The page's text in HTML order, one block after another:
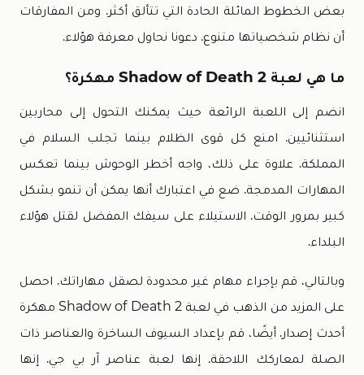
بعض الخطوط المائلة الحادة التي تتألق أكثر. ومن المفارقات
أن نظام شخصياتها متنوع. دعونا نحاول معرفة هؤلاء.
ما هي لعبة Shadow of Death 2 مهكرة؟
انضم إلى اللعبة الرائعة حيث يمكنك التحول إلى محاربين
استثنائيين. امنع كل قوى الظلام بينما تجلب السلام في
المملكة. علاوة على ذلك، واجه أخطر الوحوش بينما تعكس
المهارات المدمجة. ضع في اعتبارك أنها يمكن أن تنمو بشكل
كبير بمرور الوقت. الاستيلاء على سيفك المفضل لقتل هؤلاء
البلداء.
وبالتالي، قم بإجراء مهام غير محدودة لصقل مهاراتك. احصل
على المزيد من الذهب في لعبة Shadow of Death 2 مهكرة
أحدث إصدار. أيضًا، قم بإعداد السيوف الساخرة والعناصر ذات
الصلة لمعاركك اللاحقة. إنها لعبة عناصر آر بي جي. إنها